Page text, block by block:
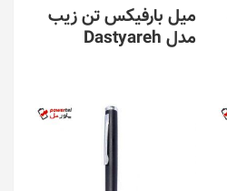
میل بارفیکس تن زیب
مدل Dastyareh